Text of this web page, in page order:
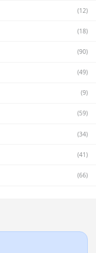
(12)
(18)
(90)
(49)
(9)
(59)
(34)
(41)
(66)